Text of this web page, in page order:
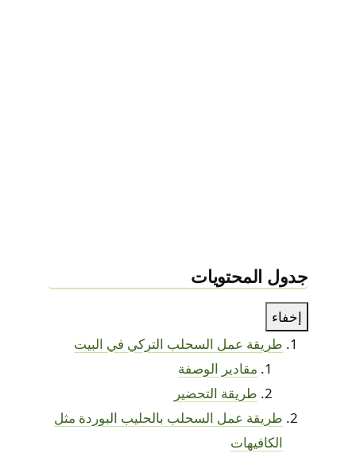
جدول المحتويات
إخفاء
طريقة عمل السحلب التركي في البيت
مقادير الوصفة
طريقة التحضير
طريقة عمل السحلب بالحليب البوردة مثل
الكافيهات